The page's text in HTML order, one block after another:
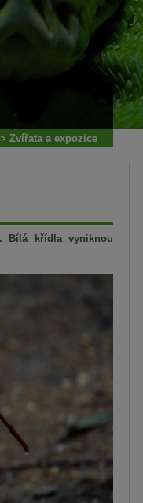
Zvířata a expozice
Bílá křídla vyniknou